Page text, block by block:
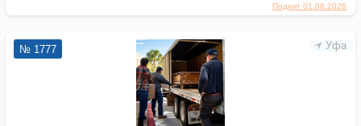
Поднят 01.08.2026
Уфа
№ 1777